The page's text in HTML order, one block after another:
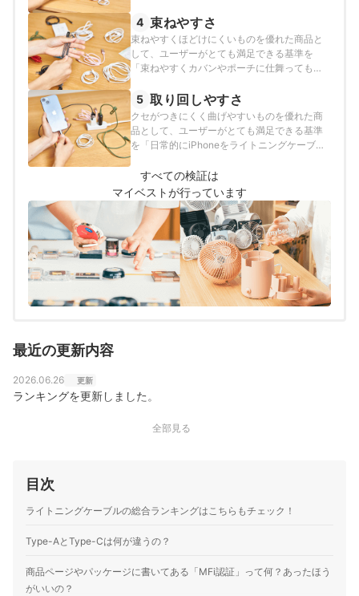
検証を行いました。
4 束ねやすさ
束ねやすくほどけにくいものを優れた商品と
して、ユーザーがとても満足できる基準を
「束ねやすくカバンやポーチに仕舞っても勝
商品の検証を行いました。
5 取り回しやすさ
クセがつきにくく曲げやすいものを優れた商
品として、ユーザーがとても満足できる基準
を「日常的にiPhoneをライトニングケーブル
評価したもの」とし、以下の方法で各商品の
検証を行いました。
すべての検証は
マイベストが行っています
最近の更新内容
2026.06.26 更新
ランキングを更新しました。
全部見る
目次
ライトニングケーブルの総合ランキングはこちらもチェック！
Type-AとType-Cは何が違うの？
商品ページやパッケージに書いてある「MFi認証」って何？あったほう
がいいの？